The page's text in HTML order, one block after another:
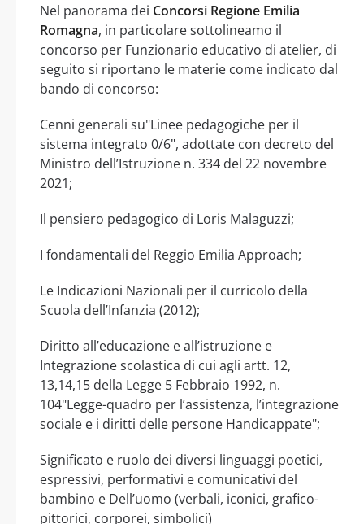
Nel panorama dei Concorsi Regione Emilia
Romagna, in particolare sottolineamo il
concorso per Funzionario educativo di atelier, di
seguito si riportano le materie come indicato dal
bando di concorso:
Cenni generali su"Linee pedagogiche per il
sistema integrato 0/6", adottate con decreto del
Ministro dell’Istruzione n. 334 del 22 novembre
2021;
Il pensiero pedagogico di Loris Malaguzzi;
I fondamentali del Reggio Emilia Approach;
Le Indicazioni Nazionali per il curricolo della
Scuola dell’Infanzia (2012);
Diritto all’educazione e all’istruzione e
Integrazione scolastica di cui agli artt. 12,
13,14,15 della Legge 5 Febbraio 1992, n.
104"Legge-quadro per l’assistenza, l’integrazione
sociale e i diritti delle persone Handicappate";
Significato e ruolo dei diversi linguaggi poetici,
espressivi, performativi e comunicativi del
bambino e Dell’uomo (verbali, iconici, grafico-
pittorici, corporei, simbolici)